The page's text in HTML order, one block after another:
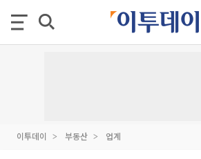
이투데이 부동산 업계